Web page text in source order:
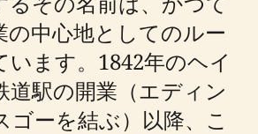
の中心地としてのルー
います。1842年のヘイ
道駅の開業（エディン
ゴーを結ぶ）以降、こ